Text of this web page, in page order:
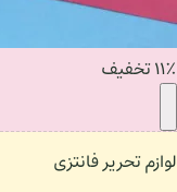
۱۱٪ تخفیف
لوازم تحریر فانتزی